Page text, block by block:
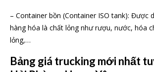
– Container bồn (Container ISO tank): Được
hàng hóa là chất lỏng như rượu, nước, hóa
lỏng,…
Bảng giá trucking mới nhất